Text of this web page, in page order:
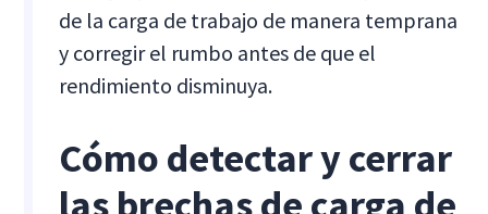
de la carga de trabajo de manera temprana
y corregir el rumbo antes de que el
rendimiento disminuya.
Cómo detectar y cerrar